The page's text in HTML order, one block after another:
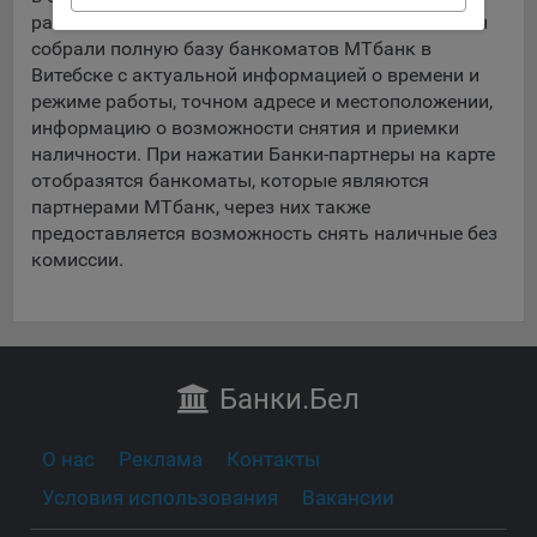
данные о пользователе в случае, если это разрешено в
настройках браузера пользователя (включено
сохранение файлов cookie и использование технологии
JavaScript).
На сайтах обрабатываются следующие типы файлов
cookie:
Общество может использовать файлы cookie для
рекламирования услуг пользователям сайта
«bankibel.by» на сторонних веб-сайтах. Например, если
пользователь посетит указанный сайт, то в дальнейшем
Иногда Общество использует сторонние файлы cookie
объявлений. Такие файлы cookie, например, запоминают,
сайты Общества. С помощью данной процедуры
рекламной деятельности.
район Витебска с отмеченными банкоматами. Мы
собрали полную базу банкоматов МТбанк в
Витебске с актуальной информацией о времени и
режиме работы, точном адресе и местоположении,
информацию о возможности снятия и приемки
наличности. При нажатии Банки-партнеры на карте
отобразятся банкоматы, которые являются
партнерами МТбанк, через них также
предоставляется возможность снять наличные без
комиссии.
Банки.Бел
О нас Реклама
Контакты
Условия использования
Вакансии